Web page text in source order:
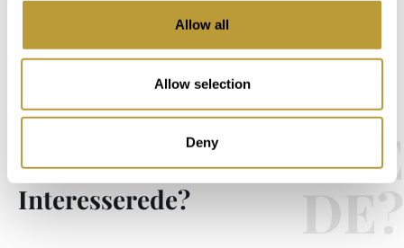
Allow all
Allow selection
Deny
INTERESSERE
DE?
Interesserede?